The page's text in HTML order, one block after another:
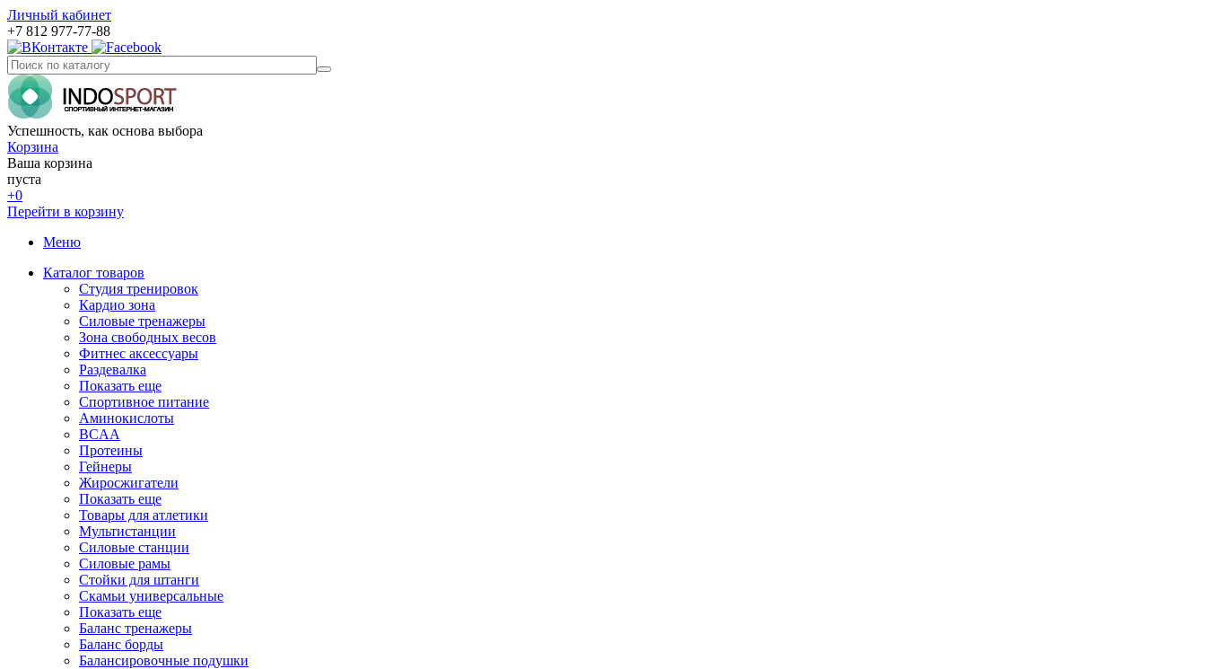
Личный кабинет
+7 812 977-77-88
Успешность, как основа выбора
Корзина
Ваша корзина
пуста
+0
Перейти в корзину
Меню
Каталог товаров
Студия тренировок
Кардио зона
Силовые тренажеры
Зона свободных весов
Фитнес аксессуары
Раздевалка
Показать еще
Спортивное питание
Аминокислоты
BCAA
Протеины
Гейнеры
Жиросжигатели
Показать еще
Товары для атлетики
Мультистанции
Силовые станции
Силовые рамы
Стойки для штанги
Скамьи универсальные
Показать еще
Баланс тренажеры
Баланс борды
Балансировочные подушки